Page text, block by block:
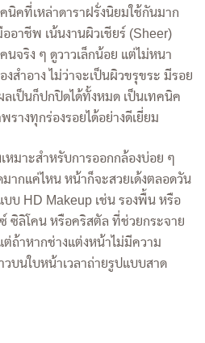
นิคที่เหล่าดาราฝรั่งนิยมใช้กันมาก
อาชีพ เน้นงานผิวเชียร์ (Sheer)
จริง ๆ ดูวาวเล็กน้อย แต่ไม่หนา
สำอาง ไม่ว่าจะเป็นผิวขรุขระ มีรอย
ลเป็นก็ปกปิดได้ทั้งหมด เป็นเทคนิค
รางทุกร่องรอยได้อย่างดีเยี่ยม
หมาะสำหรับการออกกล้องบ่อย ๆ
ากแค่ไหน หน้าก็จะสวยเด้งตลอดวัน
บบ HD Makeup เช่น รองพื้น หรือ
ซิลิโคน หรือคริสตัล ที่ช่วยกระจาย
ต่ถ้าหากช่างแต่งหน้าไม่มีความ
บนใบหน้าเวลาถ่ายรูปแบบสาด